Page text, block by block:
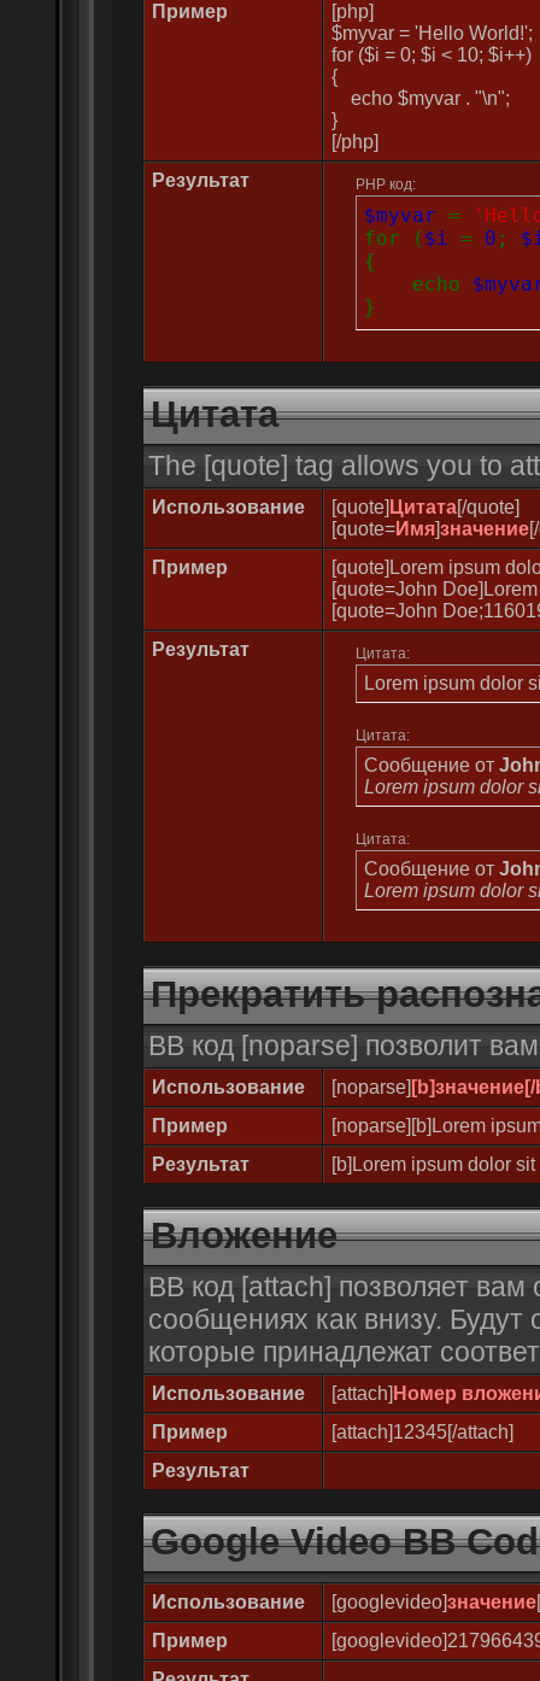
Пример
[php]
$myvar = 'Hello World!';
for ($i = 0; $i < 10; $i++)
{
echo $myvar . "\n";
}
[/php]
Результат
PHP код:
$myvar =
for ( $i = 0 ;
{
echo
}
Цитата
The [quote] tag allows you to
Использование [quote] Цитата[/quote]
[quote=Имя]значение
Пример
[quote]Lorem ipsum
[quote=John
[quote=John
Результат
Цитата:
Lorem ipsum dolor
Цитата:
Сообщение от
Lorem ipsum dolor
Цитата:
Сообщение от
Lorem ipsum dolor
Прекратить
BB код [noparse] позволит
Использование [noparse] [b]значение[/
Пример
[noparse][b]Lorem
Результат
[b]Lorem ipsum dolor sit
Вложение
BB код [attach] позволяет
сообщениях как внизу.
которые принадлежат
Использование [attach] Номер
Пример
[attach]12345[/attach]
Результат
Google Video BB
Использование [googlevideo]значение
Пример